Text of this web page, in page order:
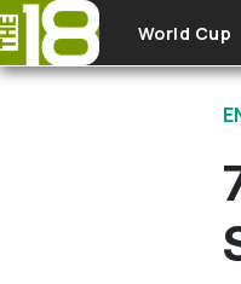
Skip to main content
World Cup